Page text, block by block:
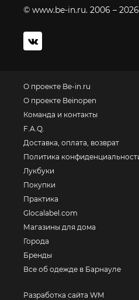
© www.be-in.ru. 2006 – 2026
О проекте Be-in.ru
О проекте Beinopen
Команда и контакты
F.A.Q.
Доставка, оплата, возврат
Политика
Лукбуки
Покупки
Практика
Glocalabel.com
Магазины для дома
Города
Бренды
Все об одежде в Барнауле
Разработка сайта WM